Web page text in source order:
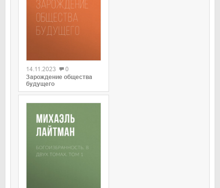
14.11.2023
0
Зарождение общества
будущего